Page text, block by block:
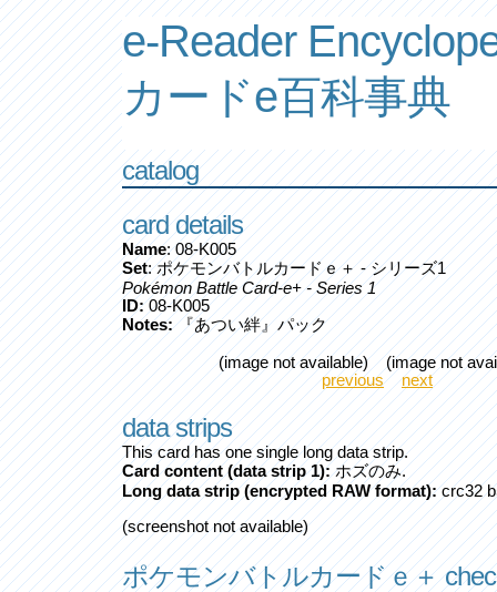
e-Reader
カードe百科事典
catalog
card details
Name: 08-K005
Set: ポケモンバトルカードｅ＋ - シリーズ1
Pokémon Battle Card-e+ - Series 1
ID:08-K005
Notes:『あつい絆』パック
(image not available) (image not
previous
next
data strips
This card has one single long data strip.
Card content (data strip 1):ホズのみ.
Long data strip (encrypted RAW format):crc32
(screenshot not available)
ポケモンバトルカードｅ＋